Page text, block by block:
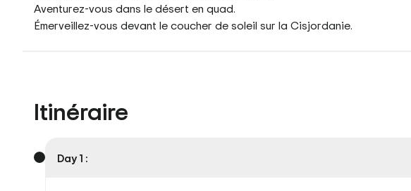
Aventurez-vous dans le désert en quad.
Émerveillez-vous devant le coucher de soleil sur la Cisjordanie.
Itinéraire
Day 1 :